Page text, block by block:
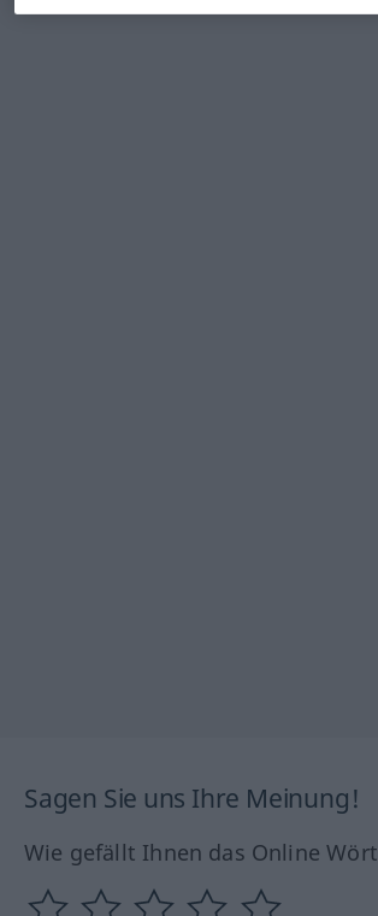
Sagen Sie uns Ihre Meinung!
Wie gefällt Ihnen das Online